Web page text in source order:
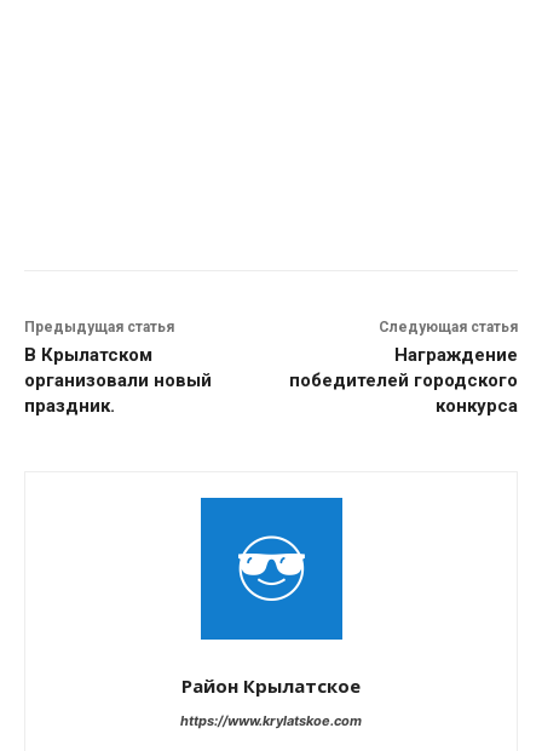
Предыдущая статья
В Крылатском
организовали новый
праздник.
Следующая статья
Награждение
победителей городского
конкурса
Район Крылатское
https://www.krylatskoe.com